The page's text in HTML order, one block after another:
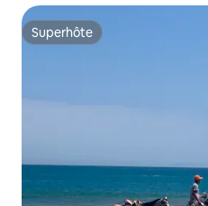
Superhôte
Superhôte